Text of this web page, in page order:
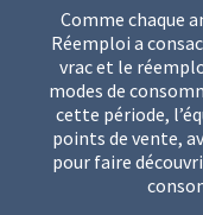
Comme chaque
Réemploi a
vrac et le
modes de
cette période,
points de vente,
pour faire